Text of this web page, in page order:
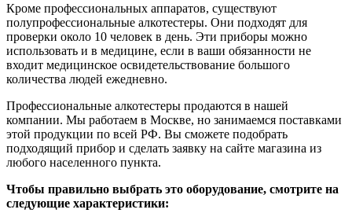
Кроме профессиональных аппаратов, существуют
полупрофессиональные алкотестеры. Они подходят для
проверки около 10 человек в день. Эти приборы можно
использовать и в медицине, если в ваши обязанности не
входит медицинское освидетельствование большого
количества людей ежедневно.
Профессиональные алкотестеры продаются в нашей
компании. Мы работаем в Москве, но занимаемся поставками
этой продукции по всей РФ. Вы сможете подобрать
подходящий прибор и сделать заявку на сайте магазина из
любого населенного пункта.
Чтобы правильно выбрать это оборудование, смотрите на
следующие характеристики: